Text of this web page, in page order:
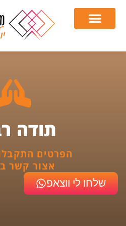
תודה
הפרטים
אצור קשר
שלחו לי ווצאפ